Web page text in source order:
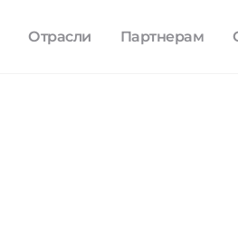
Отрасли Партнерам